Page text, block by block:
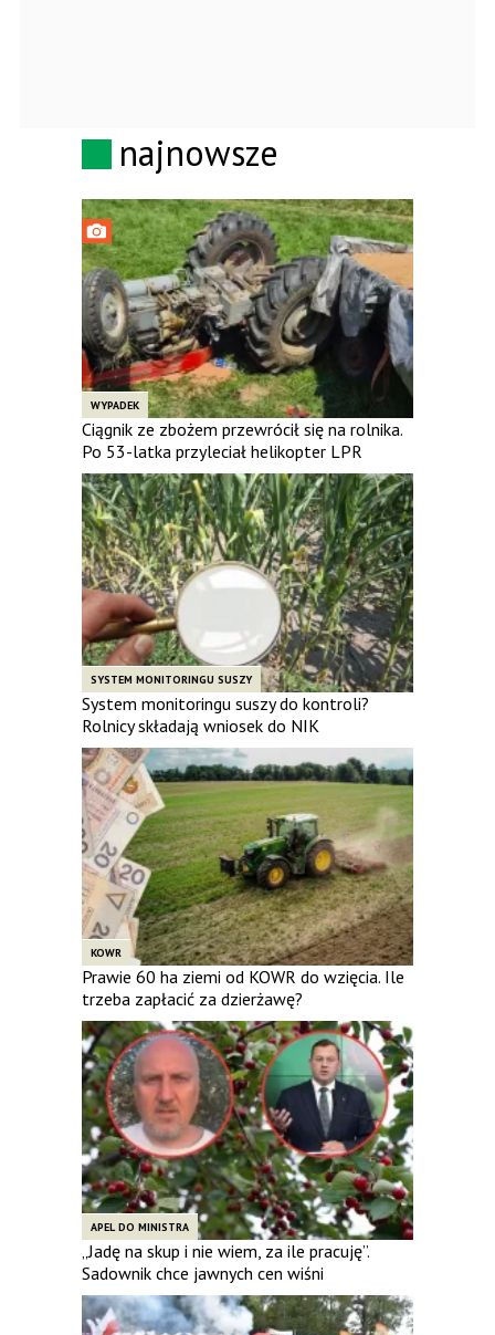
najnowsze
WYPADEK
Ciągnik ze zbożem przewrócił się na rolnika.
Po 53-latka przyleciał helikopter LPR
SYSTEM MONITORINGU SUSZY
System monitoringu suszy do kontroli?
Rolnicy składają wniosek do NIK
KOWR
Prawie 60 ha ziemi od KOWR do wzięcia. Ile
trzeba zapłacić za dzierżawę?
APEL DO MINISTRA
„Jadę na skup i nie wiem, za ile pracuję”.
Sadownik chce jawnych cen wiśni